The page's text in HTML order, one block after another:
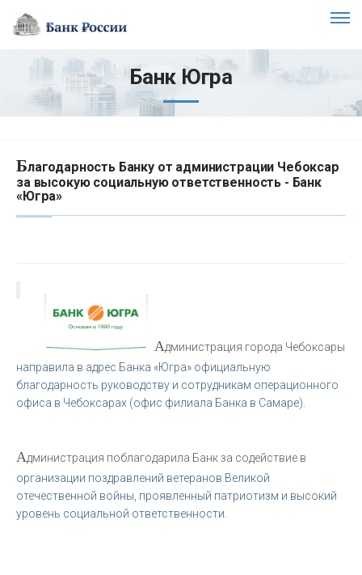
Банк Югра
Благодарность Банку от администрации Чебоксар
за высокую социальную ответственность - Банк
«Югра»
Администрация города Чебоксары
направила в адрес Банка «Югра» официальную
благодарность руководству и сотрудникам операционного
офиса в Чебоксарах (офис филиала Банка в Самаре).
Администрация поблагодарила Банк за содействие в
организации поздравлений ветеранов Великой
отечественной войны, проявленный патриотизм и высокий
уровень социальной ответственности.